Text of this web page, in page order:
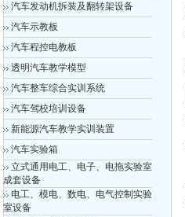
汽车发动机拆装及翻转架设备
汽车示教板
汽车程控电教板
透明汽车教学模型
汽车整车综合实训系统
汽车驾校培训设备
新能源汽车教学实训装置
汽车实验箱
立式通用电工、电子、电拖实验室
成套设备
电工、模电、数电、电气控制实验
室设备